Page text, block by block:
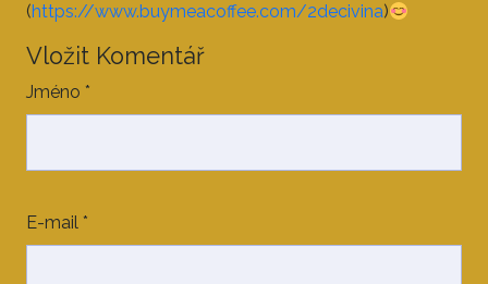
(https://www.buymeacoffee.com/2decivina)
Vložit Komentář
Jméno *
E-mail *